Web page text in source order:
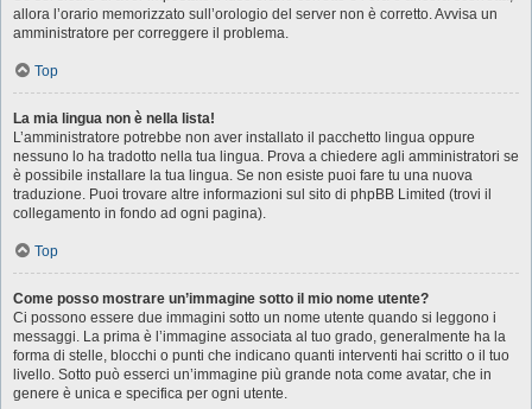
allora l’orario memorizzato sull’orologio del server non è corretto. Avvisa un
amministratore per correggere il problema.
Top
La mia lingua non è nella lista!
L’amministratore potrebbe non aver installato il pacchetto lingua oppure
nessuno lo ha tradotto nella tua lingua. Prova a chiedere agli amministratori se
è possibile installare la tua lingua. Se non esiste puoi fare tu una nuova
traduzione. Puoi trovare altre informazioni sul sito di phpBB Limited (trovi il
collegamento in fondo ad ogni pagina).
Top
Come posso mostrare un’immagine sotto il mio nome utente?
Ci possono essere due immagini sotto un nome utente quando si leggono i
messaggi. La prima è l’immagine associata al tuo grado, generalmente ha la
forma di stelle, blocchi o punti che indicano quanti interventi hai scritto o il tuo
livello. Sotto può esserci un’immagine più grande nota come avatar, che in
genere è unica e specifica per ogni utente.